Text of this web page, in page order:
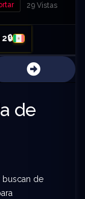
29 Vistas
de
buscan de